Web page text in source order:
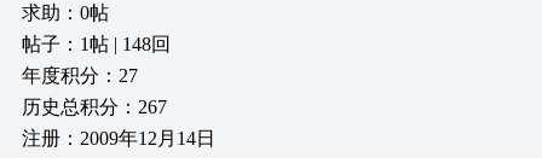
求助：0帖
帖子：1帖 | 148回
年度积分：27
历史总积分：267
注册：2009年12月14日